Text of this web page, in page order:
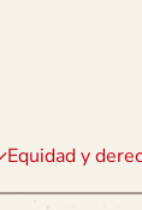
Equidad y